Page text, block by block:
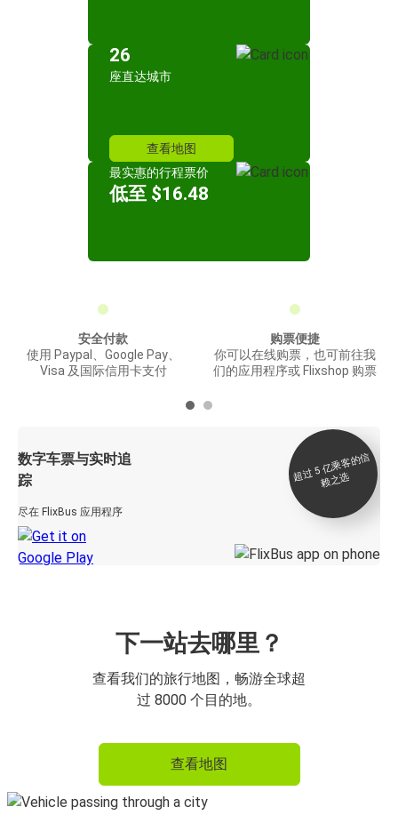
26
座直达城市
查看地图
最实惠的行程票价
低至 $16.48
安全付款
使用 Paypal、Google Pay、
Visa 及国际信用卡支付
购票便捷
你可以在线购票，也可前往我
们的应用程序或 Flixshop 购票
数字车票与实时追
踪
尽在 FlixBus 应用程序
超
过 5
亿
乘
客
的
信
赖
之
选
下一站去哪里？
查看我们的旅行地图，畅游全球超
过 8000 个目的地。
查看地图